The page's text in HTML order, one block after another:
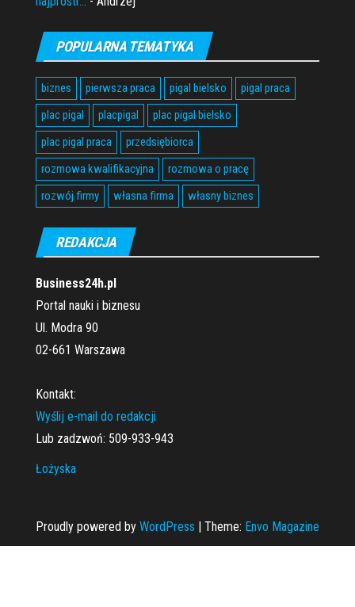
POPULARNA TEMATYKA
biznes pierwsza praca pigal bielsko
pigal praca
plac pigal
placpigal
plac pigal bielsko
plac pigal praca
przedsiębiorca
rozmowa kwalifikacyjna
rozmowa o pracę
rozwój firmy
własna firma własny biznes
REDAKCJA
Business24h.pl
Portal nauki i biznesu
Ul. Modra 90
02-661 Warszawa
Kontakt:
Wyślij e-mail do redakcji
Lub zadzwoń: 509-933-943
Łożyska
Proudly powered by WordPress | Theme: Envo Magazine